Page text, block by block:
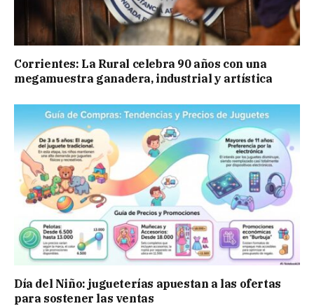
Corrientes: La Rural celebra 90 años con una
megamuestra ganadera, industrial y artística
Día del Niño: jugueterías apuestan a las ofertas
para sostener las ventas